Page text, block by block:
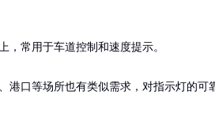
常用于车道控制和速度提示。
港口等场所也有类似需求，对指示灯的可